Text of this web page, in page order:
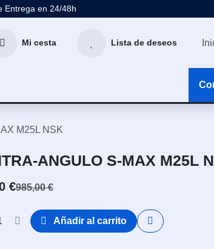
Entrega en 24/48h
Mi cesta Lista de deseos
M25L NSK
ANGULO S-MAX M25L
€985,00€
Añadir al carrito